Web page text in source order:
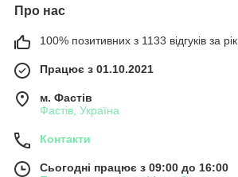
Про нас
100% позитивних з 1133 відгуків за рік
Працює з 01.10.2021
м. Фастів
Фастів, Україна
Контакти
Сьогодні працює з 09:00 до 16:00